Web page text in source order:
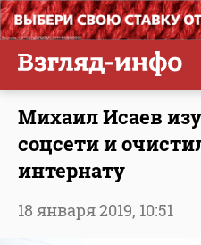
Михаил Исаев
соцсети и
интернату
18 января 2019, 10:51